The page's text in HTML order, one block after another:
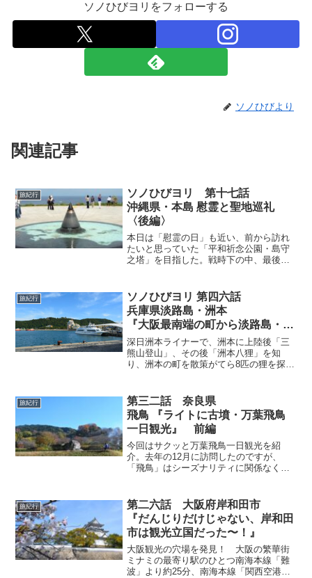
ソノひびヨリをフォローする
ソノひびより
関連記事
旅紀行
ソノひびヨリ 第十七話
沖縄県・本島 慰霊と聖地巡礼
〈後編〉
本日は「慰霊の日」も近い、前から訪れ
たいと思っていた「平和祈念公園・島守
之塔」を目指した。戦時下の中、最後の
洋三さんの『沖縄の島守』を読み来たく
なった。この夏には映画『島守の塔』公
開予定です。
旅紀行
ソノひびヨリ 第四六話
兵庫県淡路島・洲本
『大阪最南端の町から淡路島・洲
本をつなぐ深日洲本ライナーに乗
船』
＜後編＞ 2026年 7月11日
深日洲本ライナーで、洲本に上陸後「三
熊山登山」、その後「洲本八狸」を知
り、洲本の町を散策がてら8匹の狸を探し
は、また来たくなる、普通の食堂「お食
事処・なだ市」さんで安心のローカルメ
シを頂く旅。
旅紀行
第三二話 奈良県
飛鳥 『ライトに古墳・万葉飛鳥
一日観光』 前編
今回はサクッと万葉飛鳥一日観光を紹
介。去年の12月に訪問したのですが、
「飛鳥」はシーズナリティに関係なく一
ら約70分、京都駅から約90分と近くアク
セスもいいスポットです。その前編で
す。
旅紀行
第二六話 大阪府岸和田市
『だんじりだけじゃない、岸和田
市は観光立国だった〜！』
大阪観光の穴場を発見！ 大阪の繁華街
ミナミの最寄り駅のひとつ南海本線「難
波」より約25分、南海本線「関西空港」